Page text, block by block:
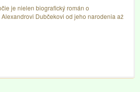
je nielen biografický román o
Dubčekovi od jeho narodenia až
rokov, najmä udalosti, ktoré viedli k
Pražskej jari, okupáciu vojskami
nemilosrdné...